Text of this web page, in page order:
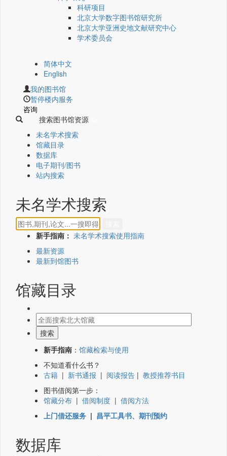
科研项目
北京大学数字图书馆研究所
北京大学亚洲史地文献研究中心
学术委员会
简体中文
English
我的图书馆
暂停楼内服务
咨询
搜索图书馆资源
未名学术搜索
馆藏目录
数据库
电子期刊/图书
站内搜索
未名学术搜索
新手指南： 未名学术搜索使用指南
最新资源
最新到馆图书
馆藏目录
新手指南 ： 馆藏检索与使用
不知道看什么书？
古籍 | 新书通报 | 阅读报告 | 教授推荐书目
图书借阅第一步：
馆藏分布 | 借阅制度 | 借阅方法
上门借还服务 | 昌平工具书、期刊预约
数据库